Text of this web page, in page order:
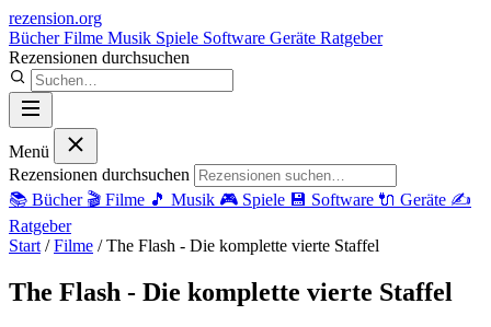
rezension.org
BücherFilme Musik Spiele Software Geräte Ratgeber
Rezensionen durchsuchen
Menü
Rezensionen durchsuchen
📚 Bücher 🎬 Filme 🎵 Musik 🎮 Spiele 💾 Software 🔌 Geräte ✍️
Ratgeber
Start / Filme / The Flash - Die komplette vierte Staffel
The Flash - Die komplette vierte Staffel